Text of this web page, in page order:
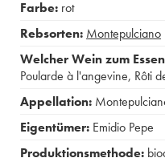
Farbe: rot
Rebsorten: Montepulciano
Welcher Wein zum
Poularde à l'angevine, Rôti
Appellation:
Eigentümer: Emidio Pepe
Produktionsmethode: